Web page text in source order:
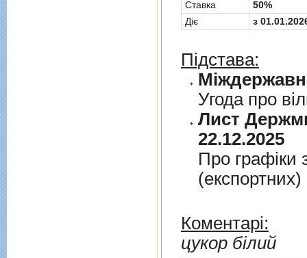
Cтавка
50%
Діє
з
Підстава:
Угода про
Лист
22.12.2025
Про графiки
Коментарі:
цукор білий